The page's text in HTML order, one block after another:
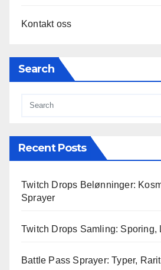
Kontakt oss
Search
Recent Posts
Twitch Drops Belønninger:
Sprayer
Twitch Drops Samling: Sporing,
Battle Pass Sprayer: Typer,